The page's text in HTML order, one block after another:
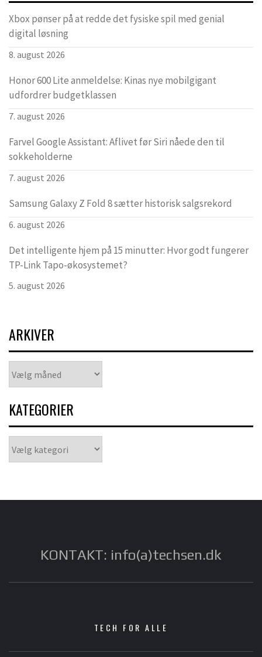
Xbox pønser på at redde det fysiske spil med genial
digital løsning
8. august 2026
Honor 600 Lite anmeldelse: Kinas nye mobilgigant
udfordrer budgetklassen
7. august 2026
Farvel Google Assistant: Aflivet før Siri nåede den til
sokkeholderne
7. august 2026
Samsung Galaxy Z Fold 8 sætter historisk salgsrekord
6. august 2026
Det intelligente hjem på 15 minutter: Hvor godt fungerer
TP-Link Tapo-økosystemet?
5. august 2026
ARKIVER
KATEGORIER
KONTAKT: info(a)techsen.dk
TECH FOR ALLE